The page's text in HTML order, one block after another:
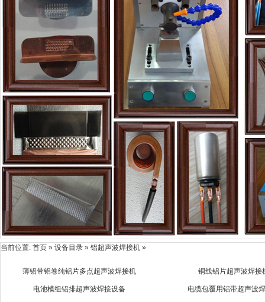
当前位置: 首页 » 设备目录 » 铝超声波焊接机 »
薄铝带铝卷纯铝片多点超声波焊接机 铜线铝片超声波焊接
电池模组铝排超声波焊接设备 电缆包覆用铝带超声波